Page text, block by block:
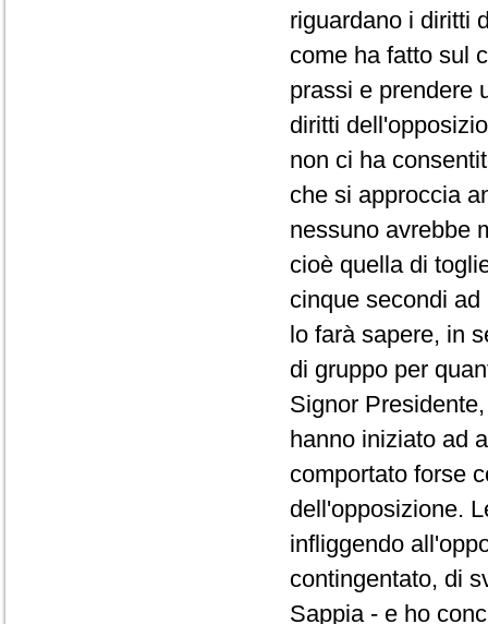
riguardano i diritti
come ha fatto sul
prassi e prendere
diritti
non ci ha
che si approccia
nessuno avrebbe
cioè quella di
cinque secondi
lo farà sapere, in
di gruppo per
Signor
hanno iniziato ad
comportato forse
dell'opposizione.
infliggendo
contingentato, di
Sappia - e ho